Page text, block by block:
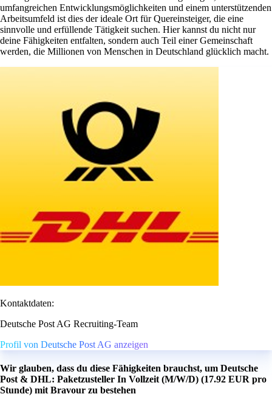
umfangreichen Entwicklungsmöglichkeiten und einem unterstützenden
Arbeitsumfeld ist dies der ideale Ort für Quereinsteiger, die eine
sinnvolle und erfüllende Tätigkeit suchen. Hier kannst du nicht nur
deine Fähigkeiten entfalten, sondern auch Teil einer Gemeinschaft
werden, die Millionen von Menschen in Deutschland glücklich macht.
Kontaktdaten:
Deutsche Post AG Recruiting-Team
Profil von Deutsche Post AG anzeigen
Wir glauben, dass du diese Fähigkeiten brauchst, um Deutsche
Post & DHL: Paketzusteller In Vollzeit (M/W/D) (17.92 EUR pro
Stunde) mit Bravour zu bestehen